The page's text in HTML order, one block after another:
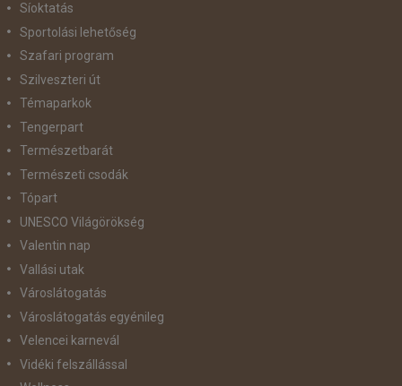
Síoktatás
Sportolási lehetőség
Szafari program
Szilveszteri út
Témaparkok
Tengerpart
Természetbarát
Természeti csodák
Tópart
UNESCO Világörökség
Valentin nap
Vallási utak
Városlátogatás
Városlátogatás egyénileg
Velencei karnevál
Vidéki felszállással